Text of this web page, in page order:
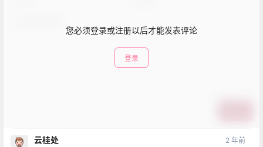
您必须登录或注册以后才能发表评论
登录
云桂处 2 年前